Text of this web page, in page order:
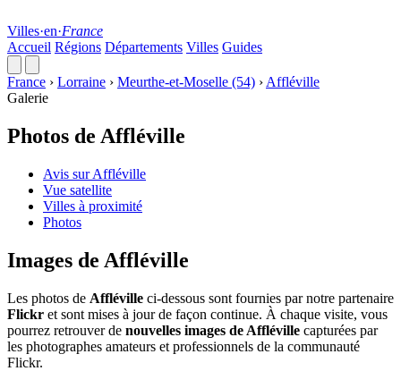
Villes·en·France
Accueil Régions Départements Villes Guides
France › Lorraine › Meurthe-et-Moselle (54) › Affléville
Galerie
Photos de Affléville
Avis sur Affléville
Vue satellite
Villes à proximité
Photos
Images de Affléville
Les photos de Affléville ci-dessous sont fournies par notre partenaire
Flickr et sont mises à jour de façon continue. À chaque visite, vous
pourrez retrouver de nouvelles images de Affléville capturées par
les photographes amateurs et professionnels de la communauté
Flickr.